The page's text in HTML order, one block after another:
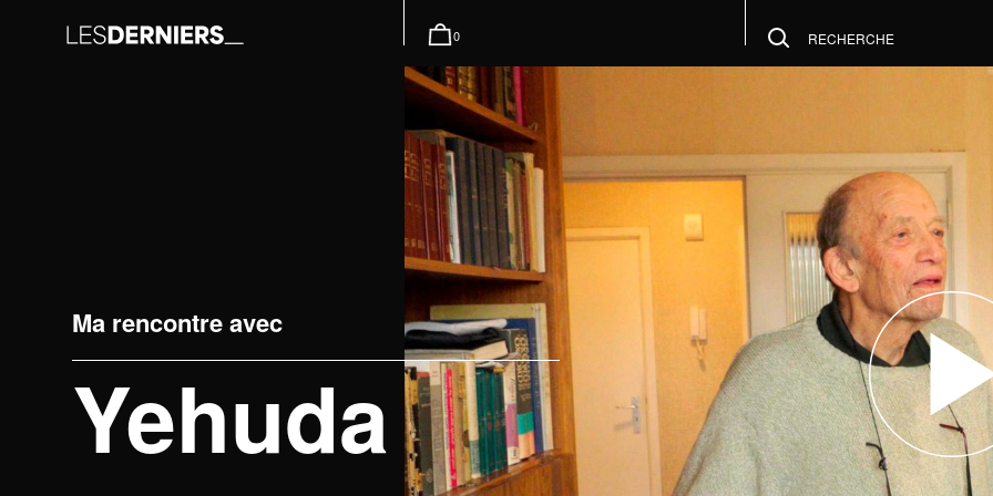
0 RECHERCHE
Ma rencontre avec
Yehuda